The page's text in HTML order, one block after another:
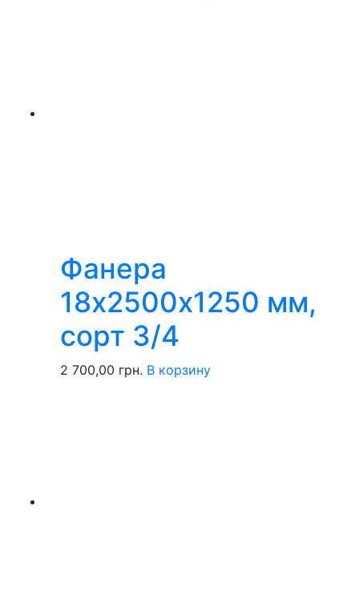
Фанера
18х2500х1250 мм,
сорт 3/4
2 700,00 грн. В корзину